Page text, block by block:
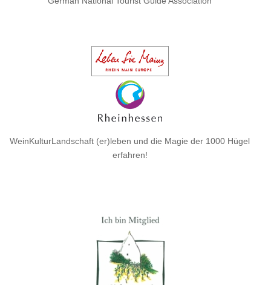
WeinKulturLandschaft (er)leben und die Magie der 1000 Hügel
erfahren!